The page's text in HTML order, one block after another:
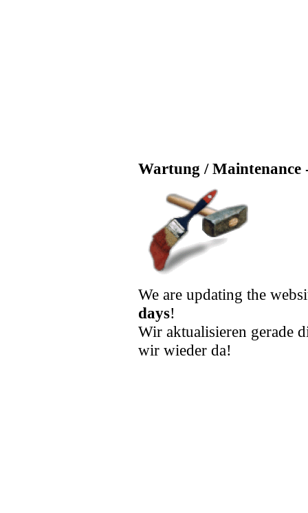
Wartung / Maintenance
We are updating the
days!
Wir aktualisieren gerade
wir wieder da!